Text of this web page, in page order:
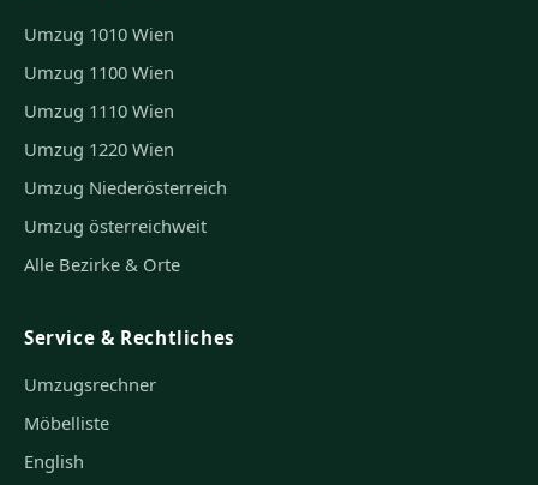
Umzug 1010 Wien
Umzug 1100 Wien
Umzug 1110 Wien
Umzug 1220 Wien
Umzug Niederösterreich
Umzug österreichweit
Alle Bezirke & Orte
Service & Rechtliches
Umzugsrechner
Möbelliste
English